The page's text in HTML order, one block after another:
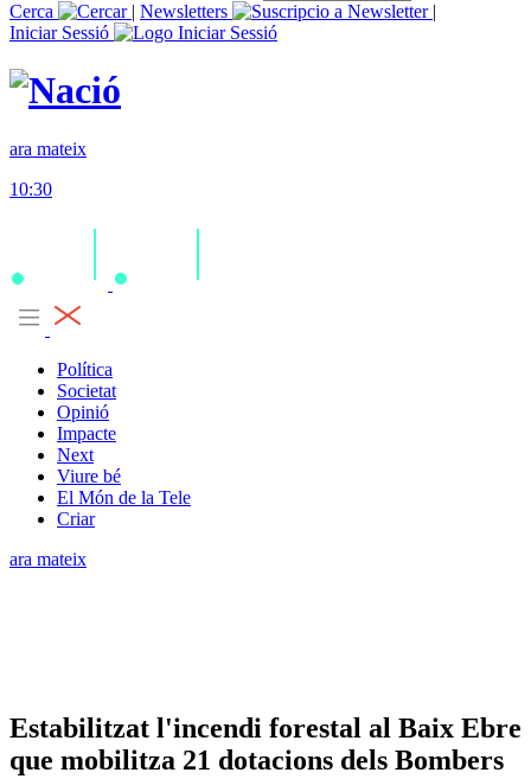
Cerca
| Newsletters
|
Iniciar Sessió
ara mateix
10:30
Política
Societat
Opinió
Impacte
Next
Viure bé
El Món de la Tele
Criar
ara mateix
Estabilitzat l'incendi forestal al Baix Ebre
que mobilitza 21 dotacions dels Bombers